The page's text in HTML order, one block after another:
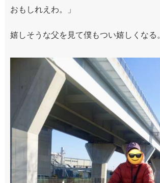
おもしれえわ。」
嬉しそうな父を見て僕もつい嬉しくなる。